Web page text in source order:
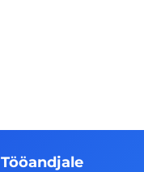
Tööandjale